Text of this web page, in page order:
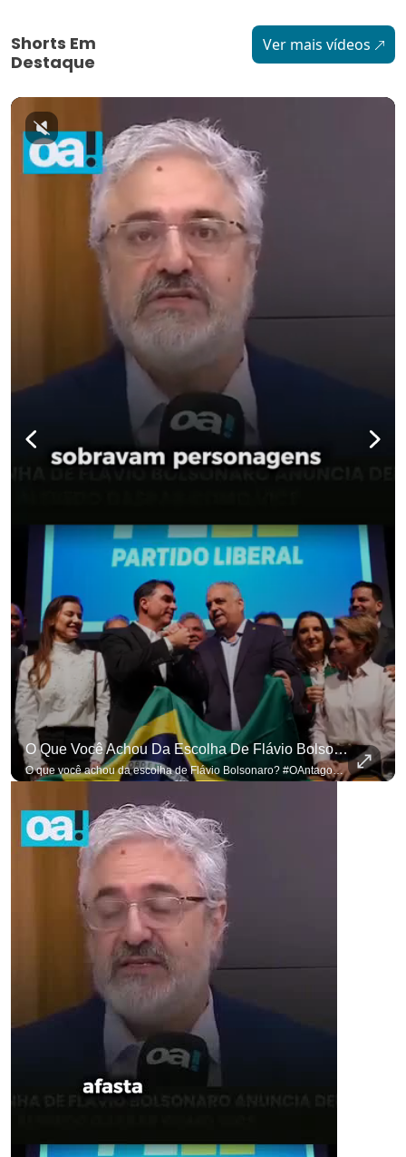
Shorts Em
Destaque
Ver mais vídeos
O Que Você Achou Da Escolha De Flávio Bolsonaro? #OAntagonista
O que você achou da escolha de Flávio Bolsonaro? #OAntagonista Se você busca informação com credibilidade, inscreva-se agora e ative o